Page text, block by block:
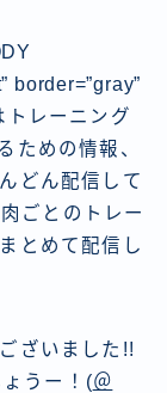
border=”gray”
トレーニング
ための情報、
どん配信して
ごとのトレー
とめて配信し
ざいました!!
うー！ (＠